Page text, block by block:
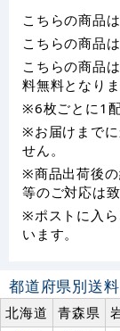
こちらの商品
こちらの商品
こちらの商品
料無料となりま
※6枚ごとに1配
※お届けまでに
せん。
※商品出荷後の
等のご対応は
※ポストに入
います。
都道府県別送
北海道
青森県